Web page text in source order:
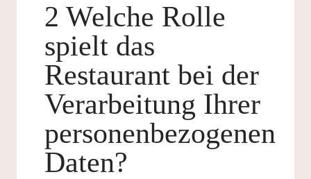
2 Welche Rolle
spielt das
Restaurant bei der
Verarbeitung Ihrer
personenbezogenen
Daten?